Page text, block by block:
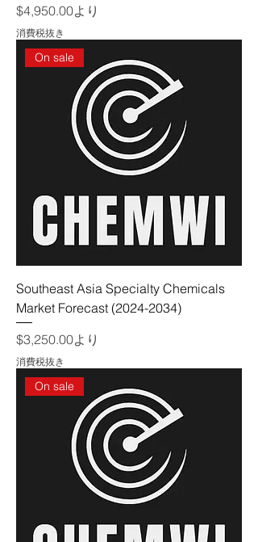
$4,950.00より
セール価格
消費税抜き
On sale
Southeast Asia Specialty Chemicals
Market Forecast (2024-2034)
$3,250.00より
セール価格
消費税抜き
On sale